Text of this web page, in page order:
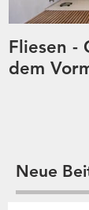
Fliesen -
dem
Neue